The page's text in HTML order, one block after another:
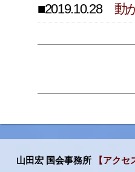
■2019.10.28 動
山田宏 国会事務所 【アクセ